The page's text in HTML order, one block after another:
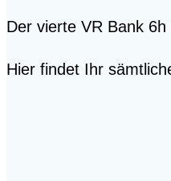
Der vierte VR Bank
Hier findet Ihr